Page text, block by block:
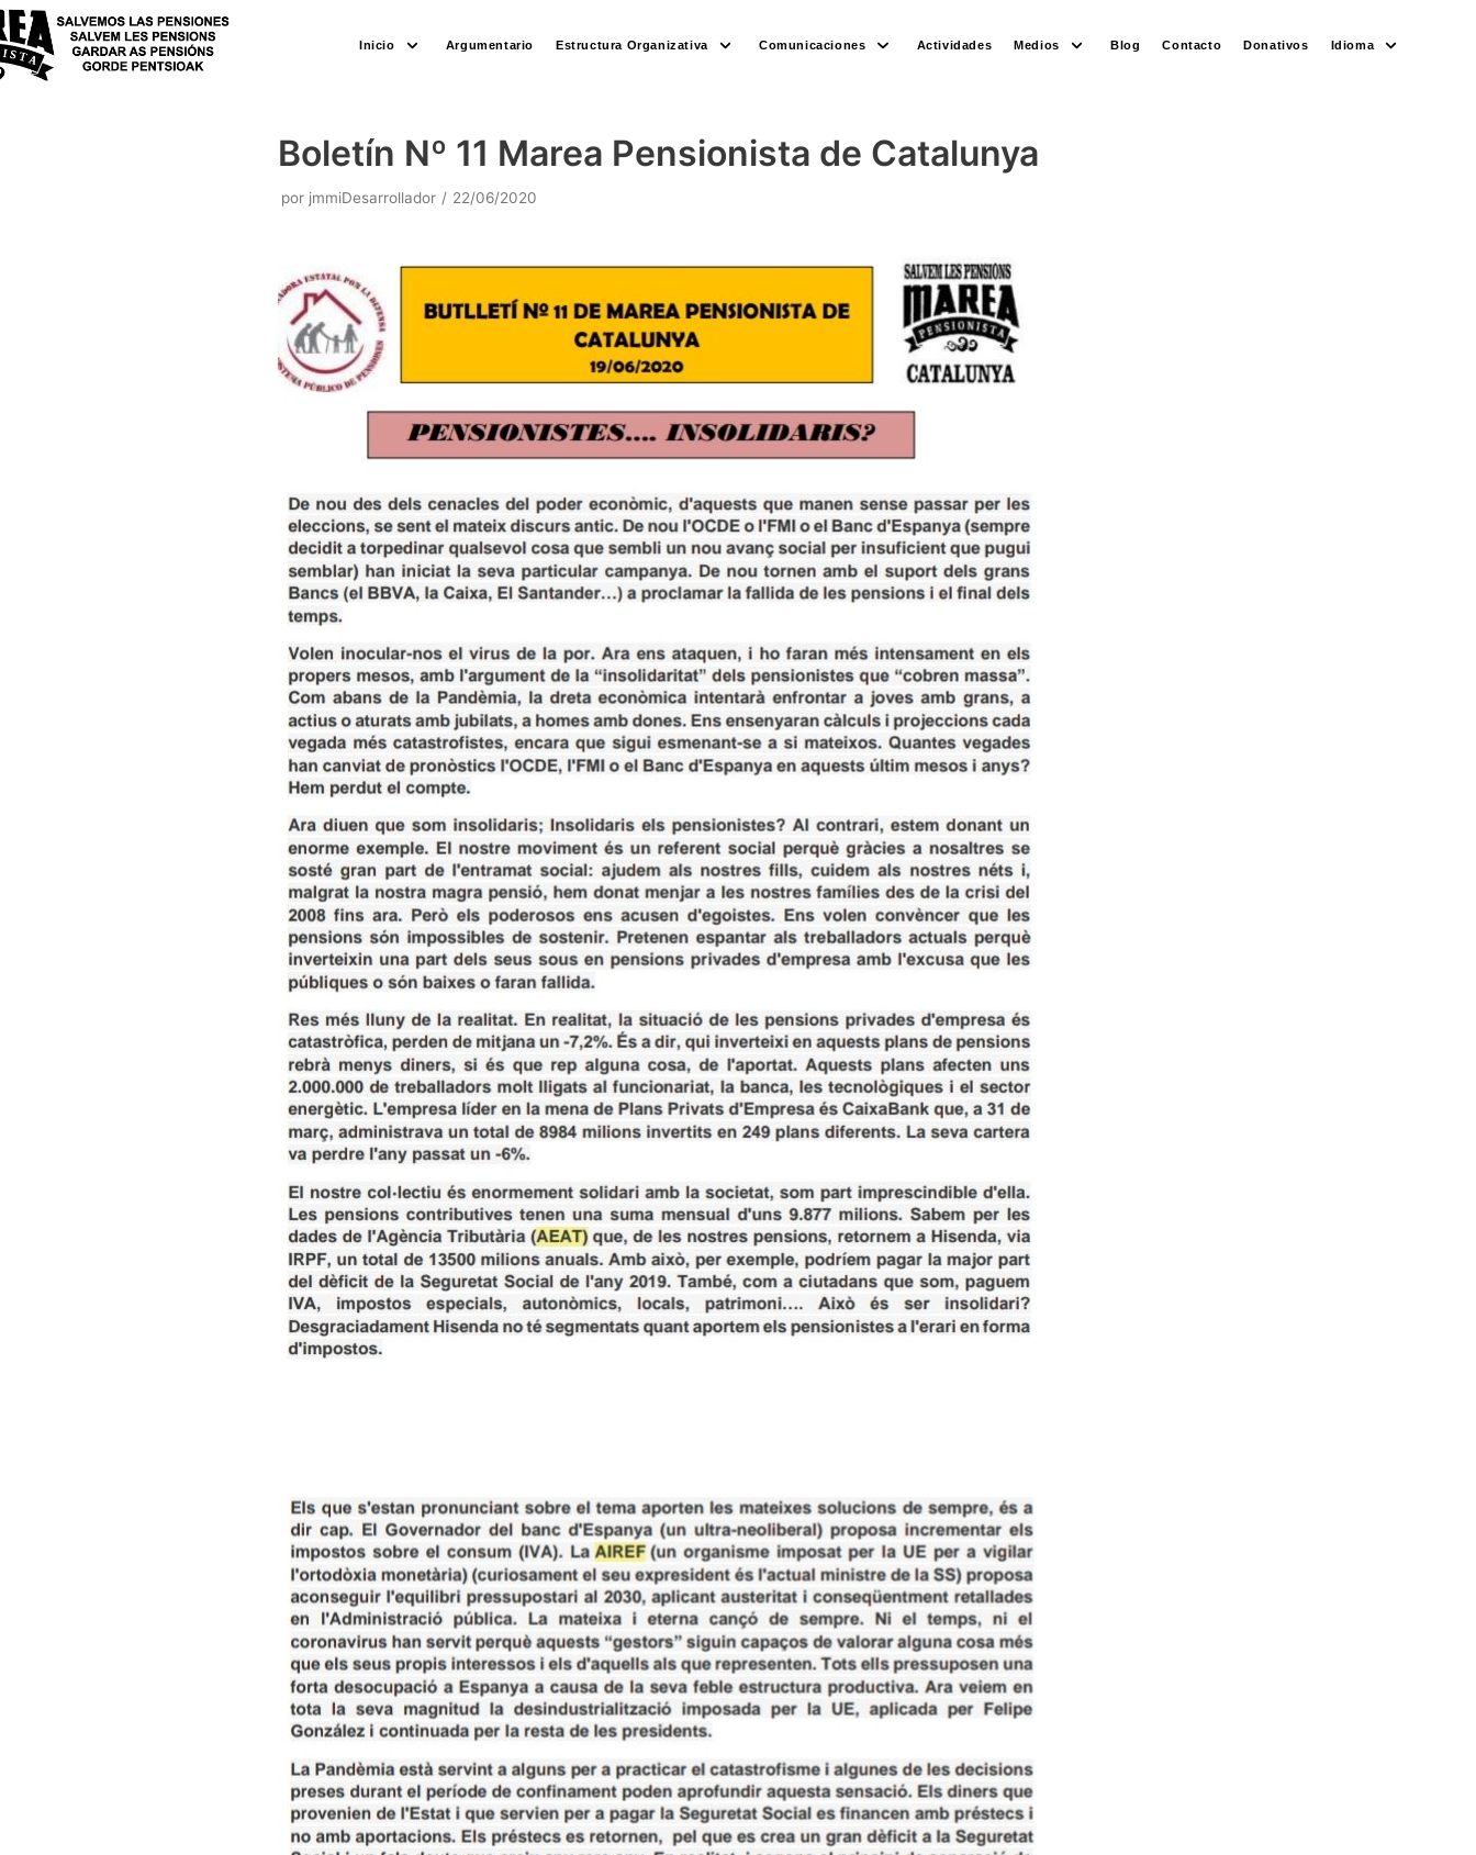
Saltar
al
contenido
Inicio Argumentario Estructura Organizativa Comunicaciones Actividades Medios Blog Contacto Donativos Idioma
Boletín Nº 11 Marea Pensionista de Catalunya
por jmmiDesarrollador 22/06/2020